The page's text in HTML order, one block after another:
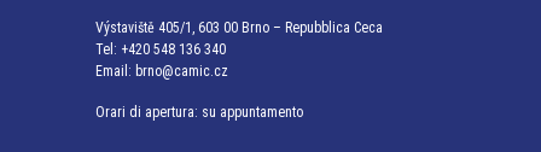
Výstaviště 405/1, 603 00 Brno – Repubblica Ceca
Tel: +420 548 136 340
Email: brno@camic.cz
Orari di apertura: su appuntamento